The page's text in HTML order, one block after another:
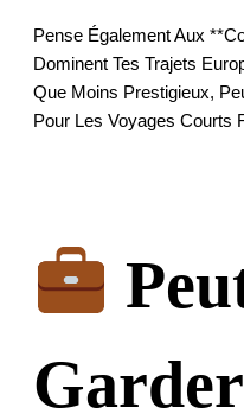
Pense Également Aux
Dominent Tes Trajets
Que Moins Prestigieux,
Pour Les Voyages Courts